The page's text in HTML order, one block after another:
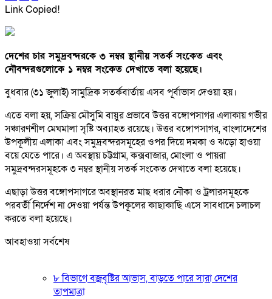
Link Copied!
দেশের চার সমুদ্রবন্দরকে ৩ নম্বর স্থানীয় সতর্ক সংকেত এবং
নৌবন্দরগুলোকে ১ নম্বর সংকেত দেখাতে বলা হয়েছে।
বুধবার (৩১ জুলাই) সামুদ্রিক সতর্কবার্তায় এসব পূর্বাভাস দেওয়া হয়।
এতে বলা হয়, সক্রিয় মৌসুমি বায়ুর প্রভাবে উত্তর বঙ্গোপসাগর এলাকায় গভীর
সঞ্চারণশীল মেঘমালা সৃষ্টি অব্যাহত রয়েছে। উত্তর বঙ্গোপসাগর, বাংলাদেশের
উপকূলীয় এলাকা এবং সমুদ্রবন্দরসমূহের ওপর দিয়ে দমকা ও ঝড়ো হাওয়া
বয়ে যেতে পারে। এ অবস্থায় চট্টগ্রাম, কক্সবাজার, মোংলা ও পায়রা
সমুদ্রবন্দরসমূহকে ৩ নম্বর স্থানীয় সতর্ক সংকেত দেখাতে বলা হয়েছে।
এছাড়া উত্তর বঙ্গোপসাগরে অবস্থানরত মাছ ধরার নৌকা ও ট্রলারসমূহকে
পরবর্তী নির্দেশ না দেওয়া পর্যন্ত উপকূলের কাছাকাছি এসে সাবধানে চলাচল
করতে বলা হয়েছে।
আবহাওয়া সর্বশেষ
৮ বিভাগে বজ্রবৃষ্টির আভাস, বাড়তে পারে সারা দেশের
তাপমাত্রা